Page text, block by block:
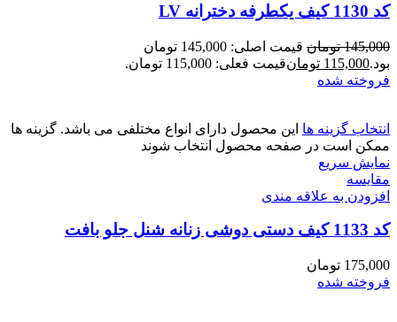
کد 1130 کیف یکطرفه دخترانه LV
145,000 تومان
قیمت اصلی: 145,000 تومان
بود.115,000 تومانقیمت فعلی: 115,000 تومان.
فروخته شده
انتخاب گزینه ها این محصول دارای انواع مختلفی می باشد. گزینه ها
ممکن است در صفحه محصول انتخاب شوند
نمایش سریع
مقايسه
افزودن به علاقه مندی
کد 1133 کیف دستی دوشی زنانه شنل جلو بافت
175,000 تومان
فروخته شده